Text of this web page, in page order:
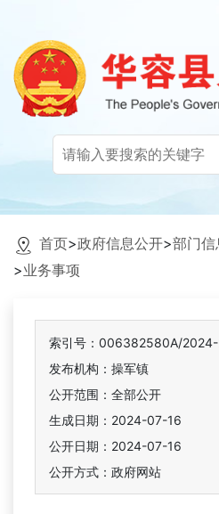
首页>政府信息公开>部门
>业务事项
索引号：006382580A/
发布机构：操军镇
公开范围：全部公开
生成日期：2024-07-16
公开日期：2024-07-16
公开方式：政府网站